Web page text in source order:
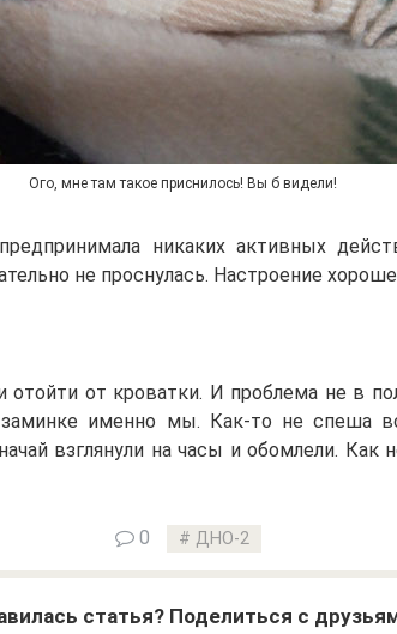
Ого, мне там такое приснилось! Вы б видели!
никаких активных
не проснулась. Настроение
отойти от кроватки. И проблема не в
именно мы. Как-то не спеша
взглянули на часы и обомлели. Как
0 ДНО-2
статья? Поделиться с